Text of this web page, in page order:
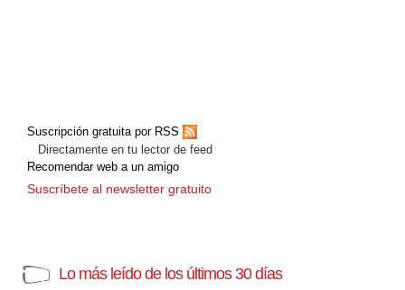
Suscripción gratuita por RSS
Directamente en tu lector de feed
Recomendar web a un amigo
Suscríbete al newsletter gratuito
Lo más leído de los últimos 30 días